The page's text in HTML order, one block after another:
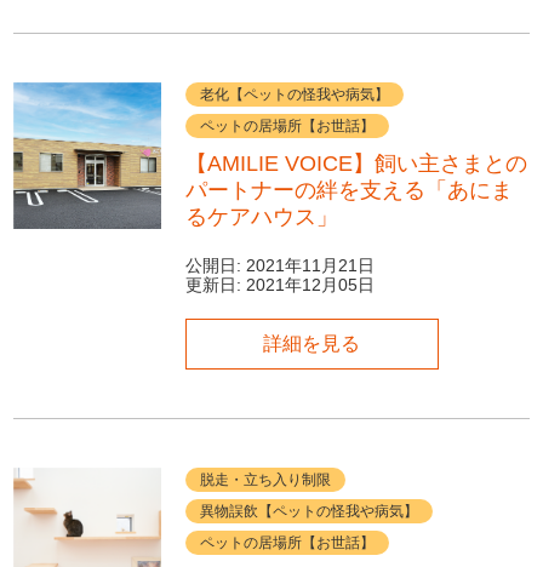
老化【ペットの怪我や病気】
ペットの居場所【お世話】
【AMILIE VOICE】飼い主さまとの
パートナーの絆を支える「あにま
るケアハウス」
公開日: 2021年11月21日
更新日: 2021年12月05日
詳細を見る
脱走・立ち入り制限
異物誤飲【ペットの怪我や病気】
ペットの居場所【お世話】